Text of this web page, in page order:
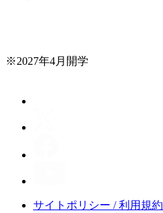
※2027年4月開学
サイトポリシー / 利用規約